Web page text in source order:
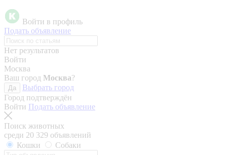
Войти в профиль
Подать объявление
Нет результатов
Войти
Москва
Ваш город Москва?
Да
Выбрать город
Город подтверждён
Войти Подать объявление
Поиск животных
среди 20 329 объявлений
Кошки
Собаки